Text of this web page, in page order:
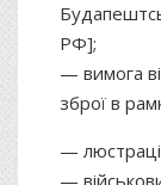
РФ];
— вимога
зброї в
—
—